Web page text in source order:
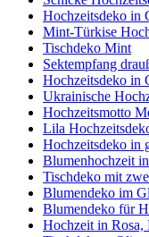
Hochzeitsdeko in
Mint-Türkise
Tischdeko Mint
Sektempfang
Hochzeitsdeko in
Ukrainische
Hochzeitsmotto
Lila
Hochzeitsdeko in
Blumenhochzeit
Tischdeko mit
Blumendeko im
Blumendeko für
Hochzeit in Rosa,